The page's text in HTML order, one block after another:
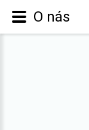
O nás